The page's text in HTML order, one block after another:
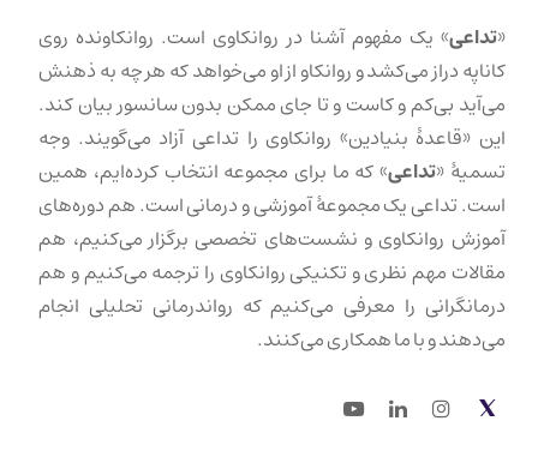
«تداعی» یک مفهوم آشنا در روانکاوی است. روانکاونده روی
کاناپه دراز می‌کشد و روانکاو از او می‌خواهد که هر چه به ذهنش
می‌آید بی‌کم و کاست و تا جای ممکن بدون سانسور بیان کند.
این «قاعدهٔ بنیادین» روانکاوی را تداعی آزاد می‌گویند. وجه
تسمیهٔ «تداعی» که ما برای مجموعه انتخاب کرده‌ایم، همین
است. تداعی یک مجموعهٔ آموزشی و درمانی است. هم دوره‌های
آموزش روانکاوی و نشست‌های تخصصی برگزار می‌کنیم، هم
مقالات مهم نظری و تکنیکی روانکاوی را ترجمه می‌کنیم و هم
درمانگرانی را معرفی می‌کنیم که رواندرمانی تحلیلی انجام
می‌دهند و با ما همکاری می‌کنند.
Twitter
Instagram
LinkedIn
Youtube